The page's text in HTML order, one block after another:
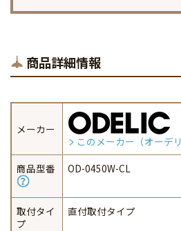
商品詳細情報
メーカー
このメーカー（オーデ
商品型番
OD-0450W-CL
取付タイ
プ
直付取付タイプ